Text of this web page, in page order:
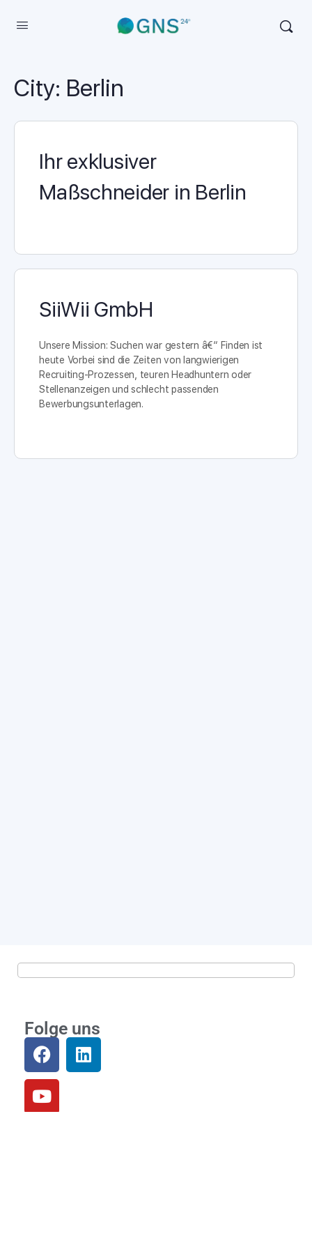
City: Berlin
Ihr exklusiver
Maßschneider in Berlin
SiiWii GmbH
Unsere Mission: Suchen war gestern â€“ Finden ist
heute Vorbei sind die Zeiten von langwierigen
Recruiting-Prozessen, teuren Headhuntern oder
Stellenanzeigen und schlecht passenden
Bewerbungsunterlagen.
Folge uns